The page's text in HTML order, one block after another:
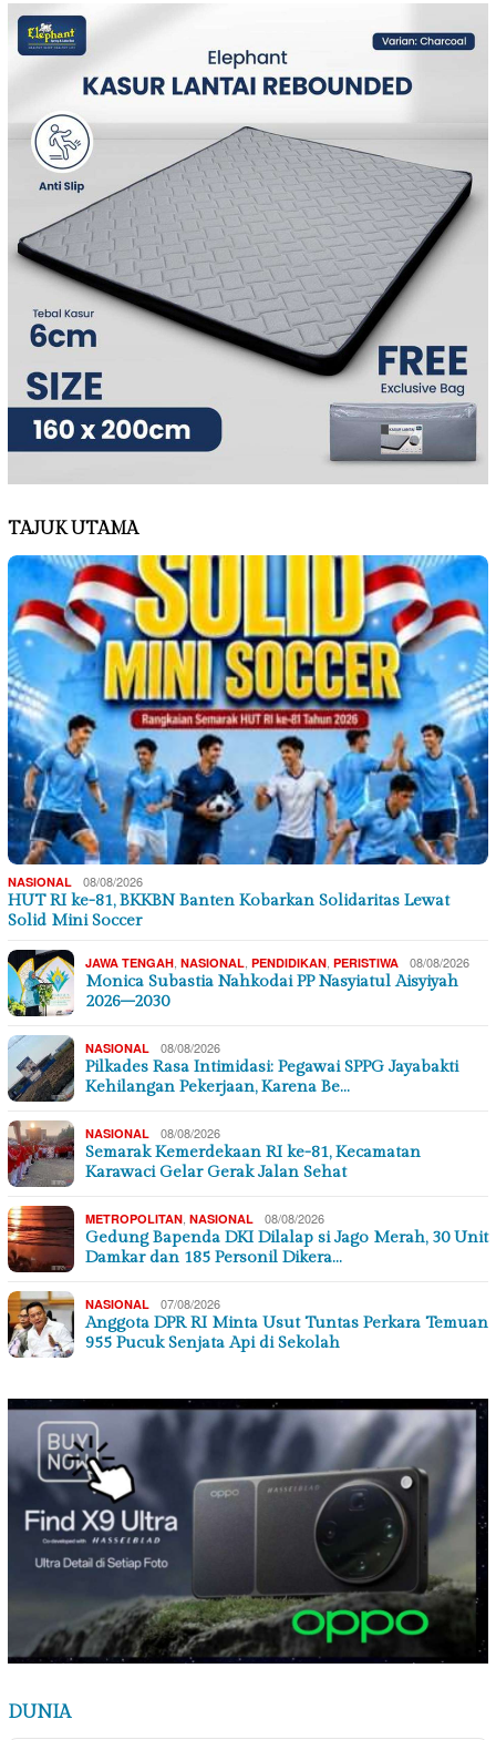
TAJUK UTAMA
NASIONAL 08/08/2026
HUT RI ke-81, BKKBN Banten Kobarkan Solidaritas Lewat
Solid Mini Soccer
JAWA TENGAH NASIONAL PENDIDIKAN PERISTIWA 08/08/2026
Monica Subastia Nahkodai PP Nasyiatul Aisyiyah
2026–2030
NASIONAL 08/08/2026
Pilkades Rasa Intimidasi: Pegawai SPPG Jayabakti
Kehilangan Pekerjaan, Karena Be…
NASIONAL 08/08/2026
Semarak Kemerdekaan RI ke-81, Kecamatan
Karawaci Gelar Gerak Jalan Sehat
METROPOLITAN NASIONAL 08/08/2026
Gedung Bapenda DKI Dilalap si Jago Merah, 30 Unit
Damkar dan 185 Personil Dikera…
NASIONAL 07/08/2026
Anggota DPR RI Minta Usut Tuntas Perkara Temuan
955 Pucuk Senjata Api di Sekolah
DUNIA